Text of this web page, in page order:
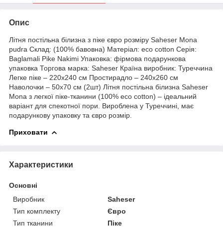
Опис
Літня постільна білизна з піке євро розміру Saheser Mona
pudra Склад: (100% бавовна) Матеріал: eco cotton Серія:
Baglamali Pike Nakimi Упаковка: фірмова подарункова
упаковка Торгова марка: Saheser Країна виробник: Туреччина
Легке піке – 220х240 см Простирадло – 240х260 см
Наволочки – 50х70 см (2шт) Літня постільна білизна Saheser
Mona з легкої піке-тканини (100% eco cotton) – ідеальний
варіант для спекотної пори. Вироблена у Туреччині, має
подарункову упаковку та євро розмір.
Приховати
Характеристики
Основні
Виробник
Saheser
Тип комплекту
Євро
Тип тканини
Піке